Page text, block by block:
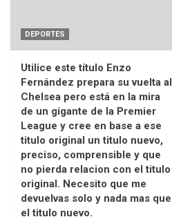
DEPORTES
Utilice este título Enzo
Fernández prepara su vuelta al
Chelsea pero está en la mira
de un gigante de la Premier
League y cree en base a ese
titulo original un titulo nuevo,
preciso, comprensible y que
no pierda relacion con el titulo
original. Necesito que me
devuelvas solo y nada mas que
el titulo nuevo.